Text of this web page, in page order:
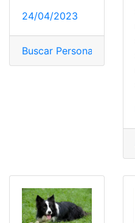
24/04/2023
Buscar Personas